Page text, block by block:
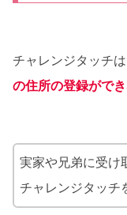
チャレンジタッチは
の住所の登録がで
実家や兄弟に受け
チャレンジタッチ